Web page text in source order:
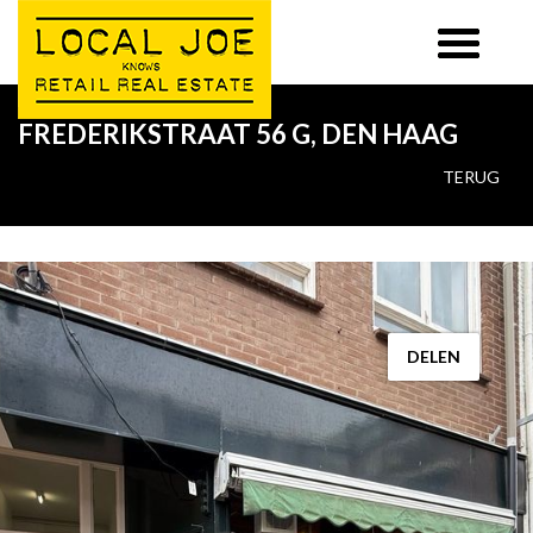
FREDERIKSTRAAT 56 G, DEN HAAG
TERUG
DELEN